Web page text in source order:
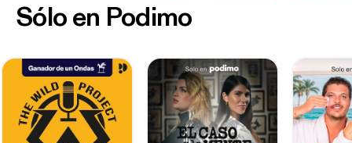
Sólo en Podimo